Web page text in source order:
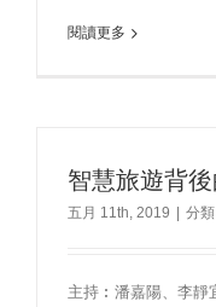
閱讀更多
智慧旅遊背
五月 11th, 2019 分類
主持︰潘嘉陽、李靜